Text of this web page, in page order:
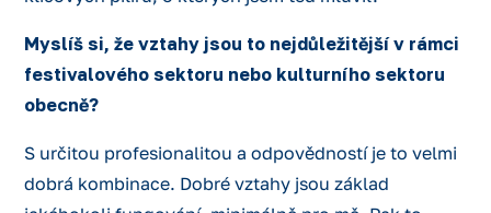
Myslíš si, že vztahy jsou to nejdůležitější v rámci
festivalového sektoru nebo kulturního sektoru
obecně?
S určitou profesionalitou a odpovědností je to velmi
dobrá kombinace. Dobré vztahy jsou základ